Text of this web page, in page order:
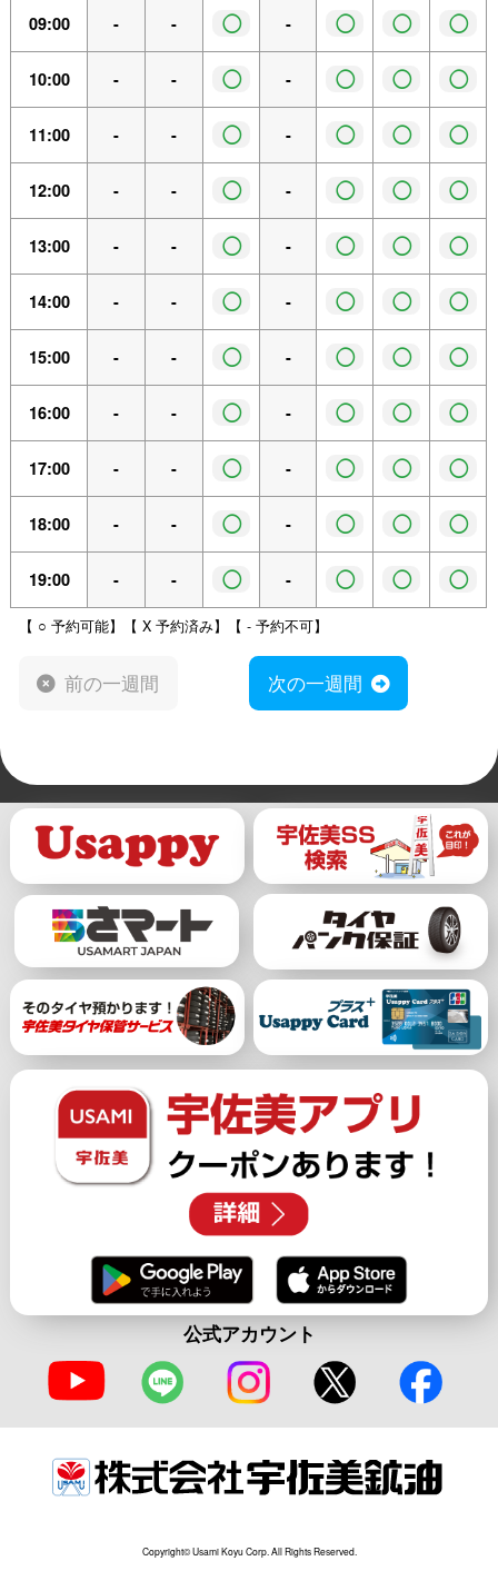
09:00 - - ◯ - ◯ ◯ ◯
10:00 - - ◯ - ◯ ◯ ◯
11:00 - - ◯ - ◯ ◯ ◯
12:00 - - ◯ - ◯ ◯ ◯
13:00 - - ◯ - ◯ ◯ ◯
14:00 - - ◯ - ◯ ◯ ◯
15:00 - - ◯ - ◯ ◯ ◯
16:00 - - ◯ - ◯ ◯ ◯
17:00 - - ◯ - ◯ ◯ ◯
18:00 - - ◯ - ◯ ◯ ◯
19:00 - - ◯ - ◯ ◯ ◯
【 ○ 予約可能】【 X 予約済み】【 - 予約不可】
前の一週間 次の一週間
公式アカウント
Copyright© Usami Koyu Corp. All Rights Reserved.